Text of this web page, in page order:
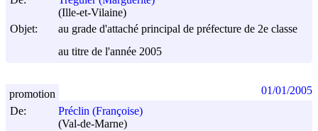
(Ille-et-Vilaine)
Objet:
au grade d'attaché principal de préfecture de 2e classe
au titre de l'année 2005
De:
Préclin (Françoise)
(Val-de-Marne)
promotion 01/01/2005